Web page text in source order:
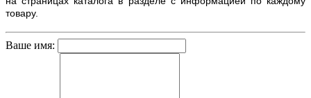
товару.
Ваше имя: